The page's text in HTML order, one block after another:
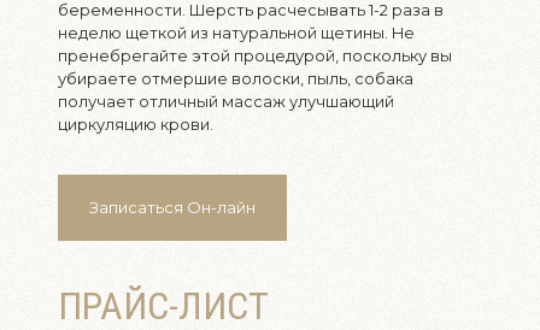
беременности. Шерсть расчесывать 1-2 раза в
неделю щеткой из натуральной щетины. Не
пренебрегайте этой процедурой, поскольку вы
убираете отмершие волоски, пыль, собака
получает отличный массаж улучшающий
циркуляцию крови.
Записаться Он-лайн
ПРАЙС-ЛИСТ